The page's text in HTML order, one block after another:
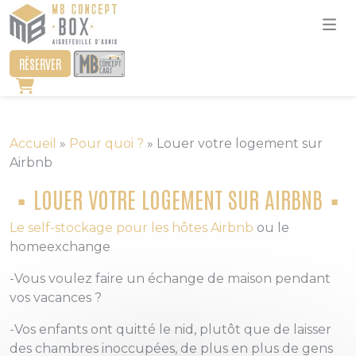
RÉSERVER
Accueil » Pour quoi ? » Louer votre logement sur
Airbnb
LOUER VOTRE LOGEMENT SUR AIRBNB
Le self-stockage pour les hôtes Airbnb ou le
homeexchange
-Vous voulez faire un échange de maison pendant
vos vacances ?
-Vos enfants ont quitté le nid, plutôt que de laisser
des chambres inoccupées, de plus en plus de gens